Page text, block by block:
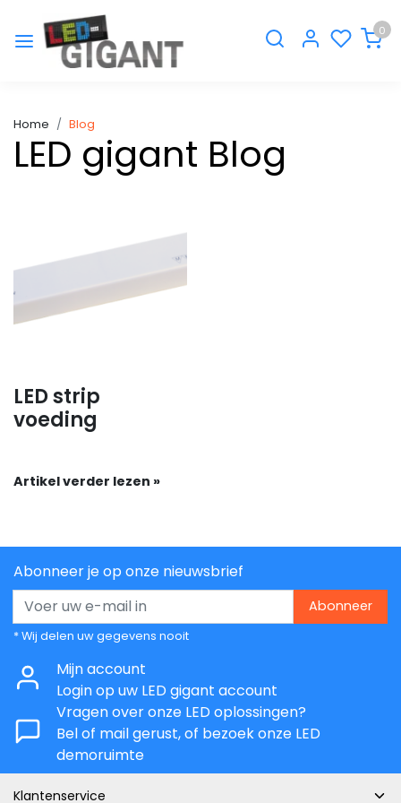
0
Home Blog
LED gigant Blog
LED strip
voeding
Artikel verder lezen »
Abonneer je op onze nieuwsbrief
Abonneer
* Wij delen uw gegevens nooit
Mijn account
Login op uw LED gigant account
Vragen over onze LED oplossingen?
Bel of mail gerust, of bezoek onze LED
demoruimte
Klantenservice